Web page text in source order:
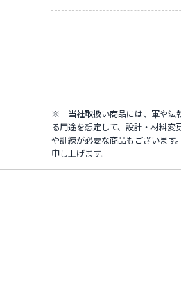
※ 当社取扱い商品には、軍や法
る用途を想定して、設計・材料
や訓練が必要な商品もございま
申し上げます。